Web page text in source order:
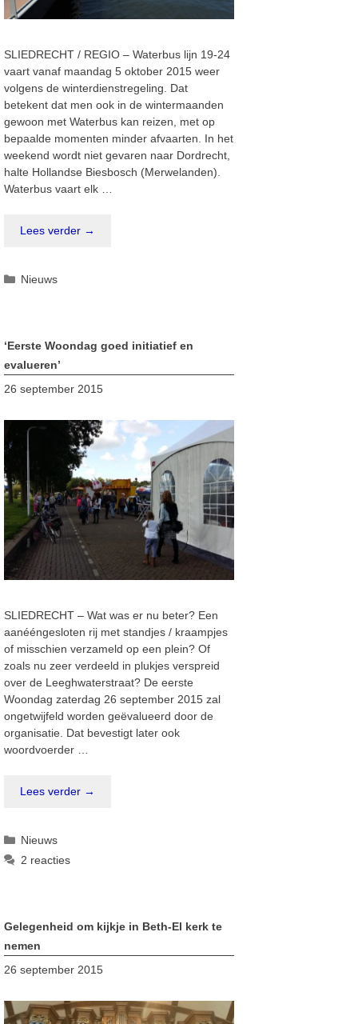
SLIEDRECHT / REGIO – Waterbus lijn 19-24
vaart vanaf maandag 5 oktober 2015 weer
volgens de winterdienstregeling. Dat
betekent dat men ook in de wintermaanden
gewoon met Waterbus kan reizen, met op
bepaalde momenten minder afvaarten. In het
weekend wordt niet gevaren naar Dordrecht,
halte Hollandse Biesbosch (Merwelanden).
Waterbus vaart elk …
Lees verder →
Categorieën
Nieuws
‘Eerste Woondag goed initiatief en
evalueren’
26 september 2015
SLIEDRECHT – Wat was er nu beter? Een
aanééngesloten rij met standjes / kraampjes
of misschien verzameld op een plein? Of
zoals nu zeer verdeeld in plukjes verspreid
over de Leeghwaterstraat? De eerste
Woondag zaterdag 26 september 2015 zal
ongetwijfeld worden geëvalueerd door de
organisatie. Dat bevestigt later ook
woordvoerder …
Lees verder →
Categorieën
Nieuws
2 reacties
Gelegenheid om kijkje in Beth-El kerk te
nemen
26 september 2015